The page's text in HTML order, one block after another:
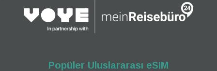
Popüler Uluslararası eSIM